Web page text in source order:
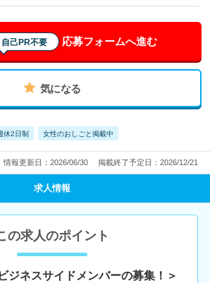
己PR不要 応募フォームへ進む
気になる
休2日制 女性のおしごと掲載中
情報更新日：2026/06/30 掲載終了予定日：2026/12/21
求人情報
の求人のポイント
ジネスサイドメンバーの募集！＞